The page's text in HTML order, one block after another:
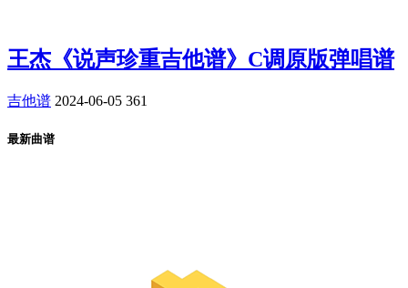
王杰《说声珍重吉他谱》C调原版弹唱谱
吉他谱 2024-06-05 361
最新曲谱